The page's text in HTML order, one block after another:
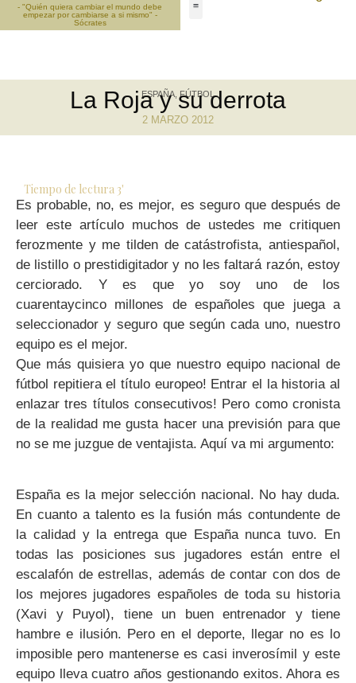
- "Quién quiera cambiar el mundo debe
empezar por cambiarse a si mismo" -
Sócrates
ESPAÑA FÚTBOL
La Roja y su derrota
2 MARZO 2012
Tiempo de lectura3'
Es probable, no, es mejor, es seguro que después de
leer este artículo muchos de ustedes me critiquen
ferozmente y me tilden de catástrofista, antiespañol,
de listillo o prestidigitador y no les faltará razón, estoy
cerciorado. Y es que yo soy uno de los
cuarentaycinco millones de españoles que juega a
seleccionador y seguro que según cada uno, nuestro
equipo es el mejor.
Que más quisiera yo que nuestro equipo nacional de
fútbol repitiera el título europeo! Entrar el la historia al
enlazar tres títulos consecutivos! Pero como cronista
de la realidad me gusta hacer una previsión para que
no se me juzgue de ventajista. Aquí va mi argumento:
España es la mejor selección nacional. No hay duda.
En cuanto a talento es la fusión más contundente de
la calidad y la entrega que España nunca tuvo. En
todas las posiciones sus jugadores están entre el
escalafón de estrellas, además de contar con dos de
los mejores jugadores españoles de toda su historia
(Xavi y Puyol), tiene un buen entrenador y tiene
hambre e ilusión. Pero en el deporte, llegar no es lo
imposible pero mantenerse es casi inverosímil y este
equipo lleva cuatro años gestionando exitos. Ahora es